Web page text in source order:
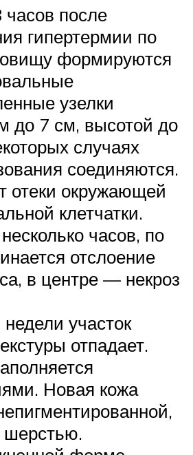
после
гипертермии по
формируются
узелки
до 7 см, высотой до
случаях
соединяются.
отеки окружающей
клетчатки.
часов, по
отслоение
в центре — некроз
участок
отпадает.
Новая кожа
шерстью.